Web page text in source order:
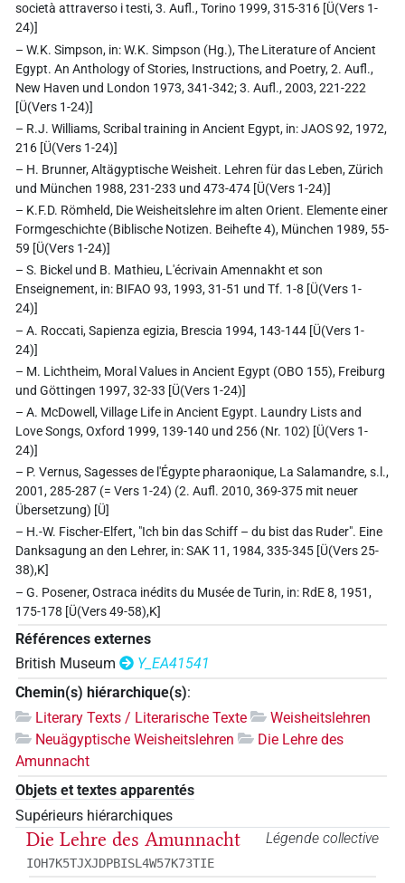
società attraverso i testi, 3. Aufl., Torino 1999, 315-316 [Ü(Vers 1-
24)]
– W.K. Simpson, in: W.K. Simpson (Hg.), The Literature of Ancient
Egypt. An Anthology of Stories, Instructions, and Poetry, 2. Aufl.,
New Haven und London 1973, 341-342; 3. Aufl., 2003, 221-222
[Ü(Vers 1-24)]
– R.J. Williams, Scribal training in Ancient Egypt, in: JAOS 92, 1972,
216 [Ü(Vers 1-24)]
– H. Brunner, Altägyptische Weisheit. Lehren für das Leben, Zürich
und München 1988, 231-233 und 473-474 [Ü(Vers 1-24)]
– K.F.D. Römheld, Die Weisheitslehre im alten Orient. Elemente einer
Formgeschichte (Biblische Notizen. Beihefte 4), München 1989, 55-
59 [Ü(Vers 1-24)]
– S. Bickel und B. Mathieu, L'écrivain Amennakht et son
Enseignement, in: BIFAO 93, 1993, 31-51 und Tf. 1-8 [Ü(Vers 1-
24)]
– A. Roccati, Sapienza egizia, Brescia 1994, 143-144 [Ü(Vers 1-
24)]
– M. Lichtheim, Moral Values in Ancient Egypt (OBO 155), Freiburg
und Göttingen 1997, 32-33 [Ü(Vers 1-24)]
– A. McDowell, Village Life in Ancient Egypt. Laundry Lists and
Love Songs, Oxford 1999, 139-140 und 256 (Nr. 102) [Ü(Vers 1-
24)]
– P. Vernus, Sagesses de l'Égypte pharaonique, La Salamandre, s.l.,
2001, 285-287 (= Vers 1-24) (2. Aufl. 2010, 369-375 mit neuer
Übersetzung) [Ü]
– H.-W. Fischer-Elfert, "Ich bin das Schiff – du bist das Ruder". Eine
Danksagung an den Lehrer, in: SAK 11, 1984, 335-345 [Ü(Vers 25-
38),K]
– G. Posener, Ostraca inédits du Musée de Turin, in: RdE 8, 1951,
175-178 [Ü(Vers 49-58),K]
Références externes
British Museum
Y_EA41541
Chemin(s) hiérarchique(s):
Literary Texts / Literarische Texte
Weisheitslehren
Neuägyptische Weisheitslehren
Die Lehre des
Amunnacht
Objets et textes apparentés
Supérieurs hiérarchiques
Légende collective
Die Lehre des Amunnacht
IOH7K5TJXJDPBISL4W57K73TIE